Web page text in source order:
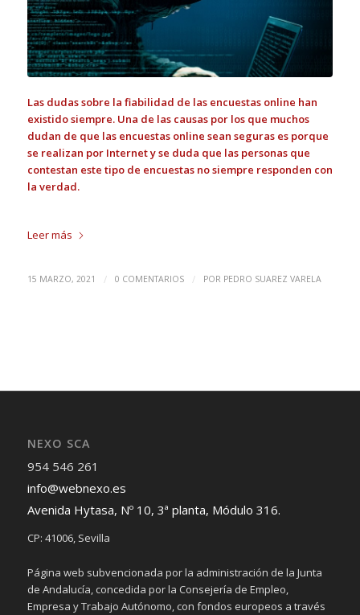
Las dudas sobre la fiabilidad de las encuestas online han
existido siempre. Una de las causas por los que muchos
dudan de que las encuestas online sean seguras es porque
se realizan por Internet y se duda que las personas que
contestan este tipo de encuestas no siempre responden con
la verdad.
Leer más
15 MARZO, 2021 / 0 COMENTARIOS / POR PEDRO SUAREZ VARELA
NEXO SCA
954 546 261
info@webnexo.es
Avenida Hytasa, Nº 10, 3ª planta, Módulo 316.
CP: 41006, Sevilla
Página web subvencionada por la administración de la Junta
de Andalucía, concedida por la Consejería de Empleo,
Empresa y Trabajo Autónomo, con fondos europeos a través